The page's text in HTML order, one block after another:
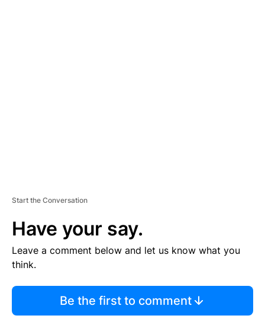
Start the Conversation
Have your say.
Leave a comment below and let us know what you
think.
Be the first to comment